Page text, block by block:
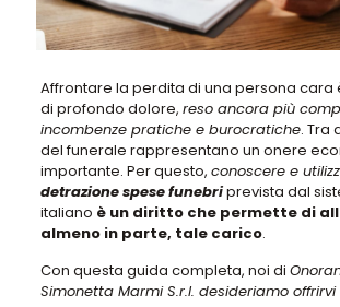
Affrontare la perdita di una persona cara
di profondo dolore, reso ancora più
incombenze pratiche e burocratiche. Tra
del funerale rappresentano un onere
importante. Per questo, conoscere e
detrazione spese funebriprevista dal
italiano è un diritto che permette di
almeno in parte, tale carico.
Con questa guida completa, noi di
Simonetta Marmi S.r.l. desideriamo